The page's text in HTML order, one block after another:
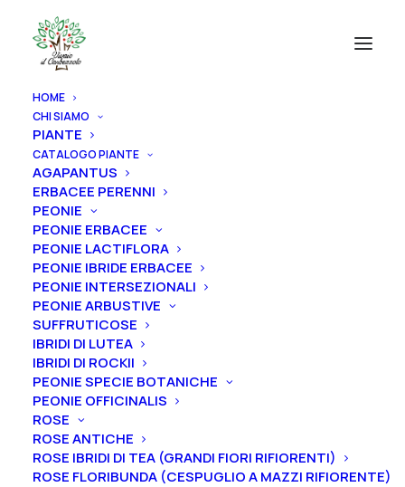
HOME
CHI SIAMO
PIANTE
CATALOGO PIANTE
AGAPANTUS
ERBACEE PERENNI
PEONIE
PEONIE ERBACEE
PEONIE LACTIFLORA
PEONIE IBRIDE ERBACEE
PEONIE INTERSEZIONALI
PEONIE ARBUSTIVE
SUFFRUTICOSE
IBRIDI DI LUTEA
IBRIDI DI ROCKII
PEONIE SPECIE BOTANICHE
PEONIE OFFICINALIS
ROSE
ROSE ANTICHE
ROSE IBRIDI DI TEA (GRANDI FIORI RIFIORENTI)
ROSE FLORIBUNDA (CESPUGLIO A MAZZI RIFIORENTE)